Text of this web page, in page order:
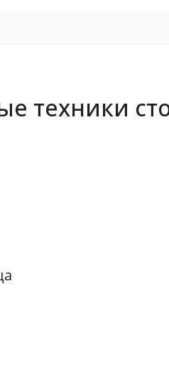
техники